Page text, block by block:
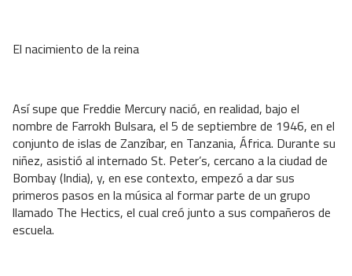
El nacimiento de la reina
Así supe que Freddie Mercury nació, en realidad, bajo el
nombre de Farrokh Bulsara, el 5 de septiembre de 1946, en el
conjunto de islas de Zanzíbar, en Tanzania, África. Durante su
niñez, asistió al internado St. Peter’s, cercano a la ciudad de
Bombay (India), y, en ese contexto, empezó a dar sus
primeros pasos en la música al formar parte de un grupo
llamado The Hectics, el cual creó junto a sus compañeros de
escuela.